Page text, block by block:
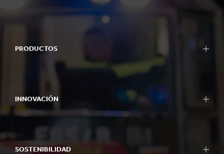
PRODUCTOS
Exhibidores
Maquinaria de Empaque
Papel y Cartón
INNOVACIÓN
Nuestro Enfoque de Innovación
Áreas de I+D
SOSTENIBILIDAD